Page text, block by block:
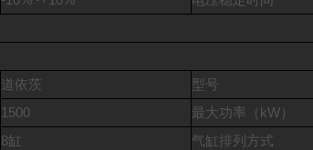
道依茨 型号
1500 最大功率（kW）
8缸 气缸排列方式